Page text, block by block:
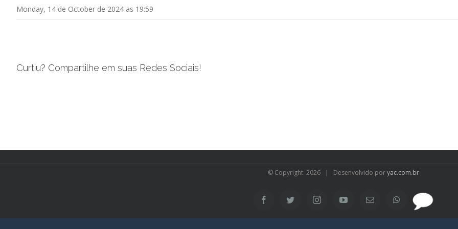
Monday, 14 de October de 2024 as 19:59
Curtiu? Compartilhe em suas Redes Sociais!
© Copyright 2026 | Desenvolvido poryac.com.br
FacebookTwitter InstagramYouTubeEmail WhatsApp
SAC